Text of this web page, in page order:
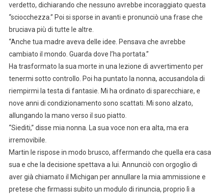
verdetto, dichiarando che nessuno avrebbe incoraggiato questa
“sciocchezza.” Poi si sporse in avanti e pronunciò una frase che
bruciava più di tutte le altre.
“Anche tua madre aveva delle idee. Pensava che avrebbe
cambiato il mondo. Guarda dove l’ha portata.”
Ha trasformato la sua morte in una lezione di avvertimento per
tenermi sotto controllo. Poi ha puntato la nonna, accusandola di
riempirmi la testa di fantasie. Mi ha ordinato di sparecchiare, e
nove anni di condizionamento sono scattati. Mi sono alzato,
allungando la mano verso il suo piatto.
“Siediti,” disse mia nonna. La sua voce non era alta, ma era
irremovibile.
Martin le rispose in modo brusco, affermando che quella era casa
sua e che la decisione spettava a lui. Annunciò con orgoglio di
aver già chiamato il Michigan per annullare la mia ammissione e
pretese che firmassi subito un modulo di rinuncia, proprio lì a